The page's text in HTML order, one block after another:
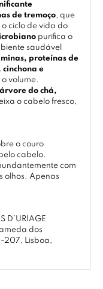
de tremoço, que
ciclo de vida do
purifica o
saudável
proteínas de
e
o volume.
do chá,
o cabelo fresco,
o couro
cabelo.
com
olhos. Apenas
D’URIAGE
dos
207, Lisboa,